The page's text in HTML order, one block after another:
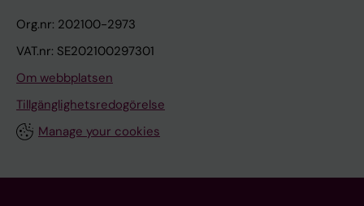
Org.nr: 202100-2973
VAT.nr: SE202100297301
Om webbplatsen
Tillgänglighetsredogörelse
Manage your cookies